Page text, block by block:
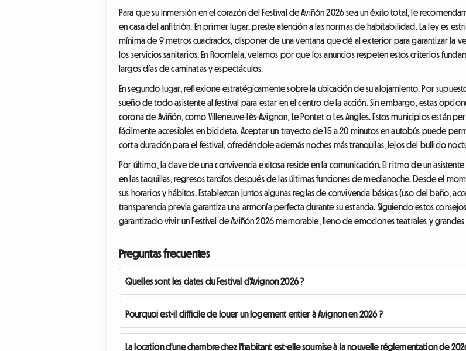
Para que su inmersión en el corazón del Festival de Aviñón 2026 sea un éxito total, le
en casa del anfitrión. En primer lugar, preste atención a las normas de habitabilidad. La ley es
mínima de 9 metros cuadrados, disponer de una ventana que dé al exterior para garantizar la
los servicios sanitarios. En Roomlala, velamos por que los anuncios respeten estos criterios
largos días de caminatas y espectáculos.
En segundo lugar, reflexione estratégicamente sobre la ubicación de su alojamiento. Por
sueño de todo asistente al festival para estar en el centro de la acción. Sin embargo, estas
corona de Aviñón, como Villeneuve-lès-Avignon, Le Pontet o Les Angles. Estos municipios
fácilmente accesibles en bicicleta. Aceptar un trayecto de 15 a 20 minutos en autobús puede
corta duración para el festival, ofreciéndole además noches más tranquilas, lejos del bullicio
Por último, la clave de una convivencia exitosa reside en la comunicación. El ritmo de un
en las taquillas, regresos tardíos después de las últimas funciones de medianoche. Desde el
sus horarios y hábitos. Establezcan juntos algunas reglas de convivencia básicas (uso del baño,
transparencia previa garantiza una armonía perfecta durante su estancia. Siguiendo estos
garantizado vivir un Festival de Aviñón 2026 memorable, lleno de emociones teatrales y grandes
Preguntas frecuentes
Quelles sont les dates du Festival d'Avignon 2026 ?
Pourquoi est-il difficile de louer un logement entier à Avignon en 2026 ?
La location d'une chambre chez l'habitant est-elle soumise à la nouvelle réglementation de